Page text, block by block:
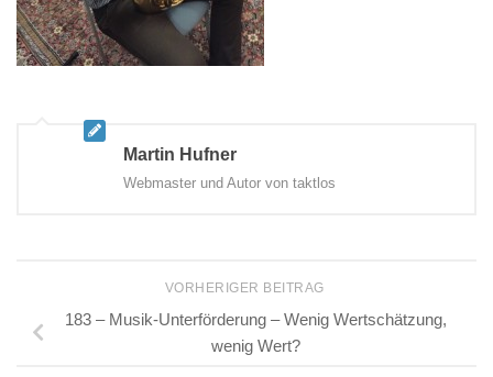
Martin Hufner
Webmaster und Autor von taktlos
VORHERIGER BEITRAG
183 – Musik-Unterförderung – Wenig Wertschätzung,
wenig Wert?